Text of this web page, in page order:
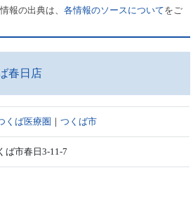
報の出典は、各情報のソースについてをご
春日店
くば医療圏 ｜つくば市
ば市春日3-11-7